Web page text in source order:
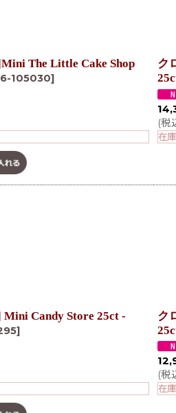
The Little Cake Shop
105030]
ク
(税
在
Candy Store 25ct -
]
ク
(税
在